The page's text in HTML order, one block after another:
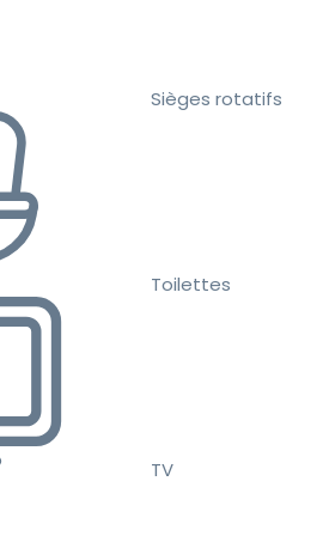
Sièges rotatifs
Toilettes
TV